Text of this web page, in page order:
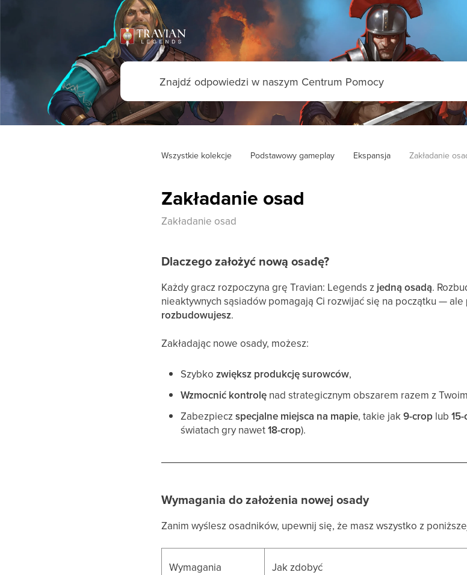
Wszystkie kolekcje Podstawowy gameplay Ekspansja Zakładanie
Zakładanie osad
Zakładanie osad
Dlaczego założyć nową osadę?
Każdy gracz rozpoczyna grę Travian: Legends z jedną osadą.
nieaktywnych sąsiadów pomagają Ci rozwijać się na początku — ale
rozbudowujesz.
Zakładając nowe osady, możesz:
Szybkozwiększ produkcję surowców,
Wzmocnić kontrolę nad strategicznym obszarem razem z
Zabezpieczspecjalne miejsca na mapie, takie jak9-crop lub
światach gry nawet18-crop).
Wymagania do założenia nowej osady
Zanim wyślesz osadników, upewnij się, że masz wszystko z
Wymagania Jak zdobyć